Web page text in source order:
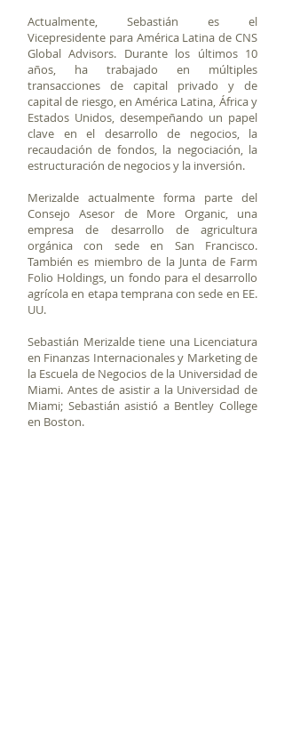
Actualmente, Sebastián es el
Vicepresidente para América Latina de CNS
Global Advisors. Durante los últimos 10
años, ha trabajado en múltiples
transacciones de capital privado y de
capital de riesgo, en América Latina, África y
Estados Unidos, desempeñando un papel
clave en el desarrollo de negocios, la
recaudación de fondos, la negociación, la
estructuración de negocios y la inversión.
Merizalde actualmente forma parte del
Consejo Asesor de More Organic, una
empresa de desarrollo de agricultura
orgánica con sede en San Francisco.
También es miembro de la Junta de Farm
Folio Holdings, un fondo para el desarrollo
agrícola en etapa temprana con sede en EE.
UU.
Sebastián Merizalde tiene una Licenciatura
en Finanzas Internacionales y Marketing de
la Escuela de Negocios de la Universidad de
Miami. Antes de asistir a la Universidad de
Miami; Sebastián asistió a Bentley College
en Boston.